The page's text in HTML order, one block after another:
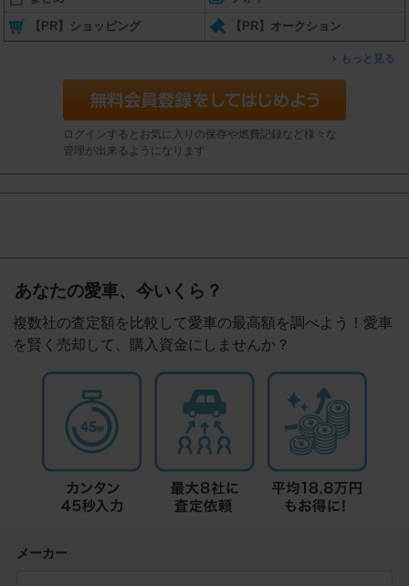
【PR】ショッピング 【PR】オークション
もっと見る
ログインするとお気に入りの保存や燃費記録など様々な
管理が出来るようになります
あなたの愛車、今いくら？
複数社の査定額を比較して愛車の最高額を調べよう！愛車
を賢く売却して、購入資金にしませんか？
メーカー